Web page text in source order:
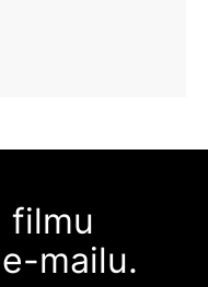
filmu
mailu.